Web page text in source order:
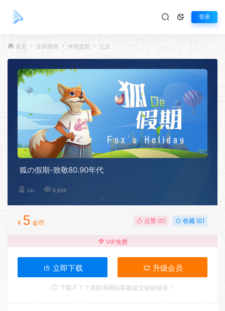
登录
首页 全部游戏 休闲益智 正文
狐の假期-致敬80.90年代
UU 6,959
¥ 5 金币 点赞 (0) 收藏 (0)
VIP免费
立即下载 升级会员
下载不了？请联系网站客服提交链接错误！